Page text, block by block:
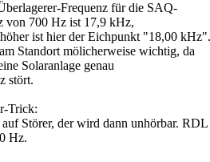
Frequenz für die SAQ-
von 700 Hz ist 17,9 kHz,
ist hier der Eichpunkt "18,00 kHz".
Standort mölicherweise wichtig, da
Solaranlage genau
stört.
Trick:
Störer, der wird dann unhörbar. RDL
Hz.